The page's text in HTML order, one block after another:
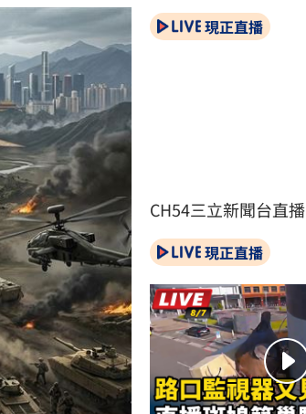
現正直播
CH54三立新聞台直播
現正直播